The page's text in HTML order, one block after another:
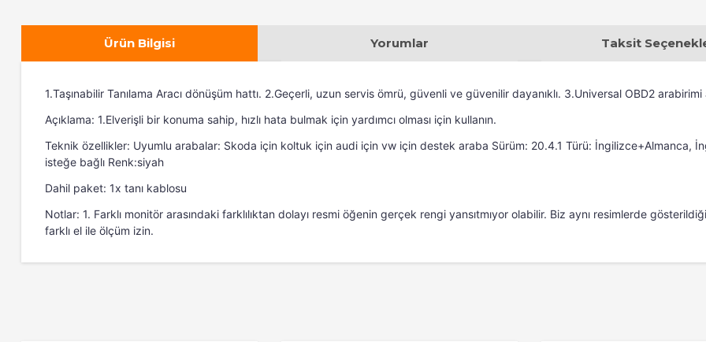
Ürün Bilgisi Yorumlar Taksit
1.Taşınabilir Tanılama Aracı dönüşüm hattı. 2.Geçerli, uzun servis ömrü, güvenli ve güvenilir dayanıklı. 3.Universal OBD2
Açıklama: 1.Elverişli bir konuma sahip, hızlı hata bulmak için yardımcı olması için kullanın.
Teknik özellikler: Uyumlu arabalar: Skoda için koltuk için audi için vw için destek araba Sürüm: 20.4.1 Türü: İngilizce+Almanca,
isteğe bağlı Renk:siyah
Dahil paket: 1x tanı kablosu
Notlar: 1. Farklı monitör arasındaki farklılıktan dolayı resmi öğenin gerçek rengi yansıtmıyor olabilir. Biz aynı resimlerde
farklı el ile ölçüm izin.